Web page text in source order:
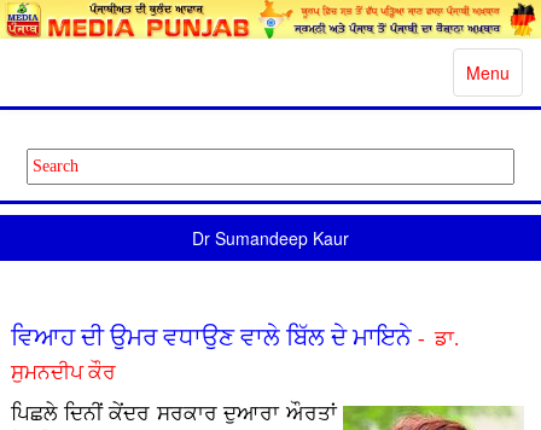
Toggle
Menu
Dr Sumandeep Kaur
ਵਿਆਹ ਦੀ ਉਮਰ ਵਧਾਉਣ ਵਾਲੇ ਬਿੱਲ ਦੇ ਮਾਇਨੇ - ਡਾ.
ਸੁਮਨਦੀਪ ਕੌਰ
ਪਿਛਲੇ ਦਿਨੀਂ ਕੇਂਦਰ ਸਰਕਾਰ ਦੁਆਰਾ ਔਰਤਾਂ